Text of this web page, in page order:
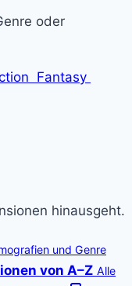
oder
Fantasy
hinausgeht.
und Genre
von A–Z Alle